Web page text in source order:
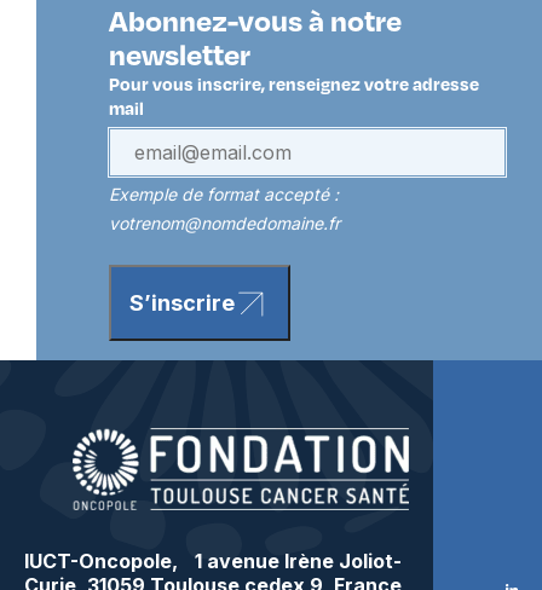
Abonnez-vous à notre
newsletter
Pour vous inscrire, renseignez votre adresse
mail
Exemple de format accepté :
votrenom@nomdedomaine.fr
S’inscrire
IUCT-Oncopole, 1 avenue Irène Joliot-